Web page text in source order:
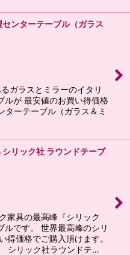
ンターテーブル（ガラス
ガラスとミラーのイタリ
ルが 最安値のお買い得価格
ーテーブル（ガラス＆ミ
シリック社 ラウンドテーブ
家具の最高峰『シリック
ルです。 世界最高峰のシリ
得価格でご購入頂けます。
シリック社ラウンドテ…